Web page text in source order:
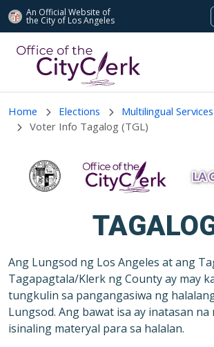
An Official Website of
the City of Los Angeles
Home Elections
Multilingual Services
Voter Info Tagalog (TGL)
Ang Lungsod ng Los Angeles at ang
Tagapagtala/Klerk ng County ay may
tungkulin sa pangangasiwa ng
Lungsod. Ang bawat isa ay inatasan
isinaling materyal para sa halalan.